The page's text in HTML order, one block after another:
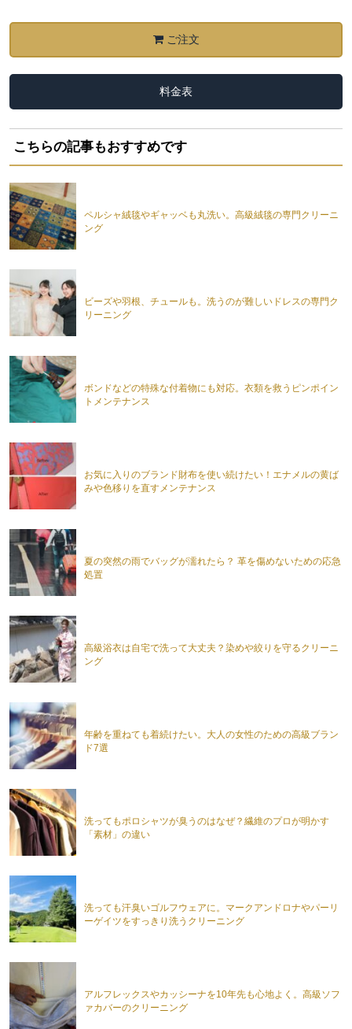
ご注文
料金表
こちらの記事もおすすめです
ペルシャ絨毯やギャッベも丸洗い。高級絨毯の専門クリーニ
ング
ビーズや羽根、チュールも。洗うのが難しいドレスの専門ク
リーニング
ボンドなどの特殊な付着物にも対応。衣類を救うピンポイン
トメンテナンス
お気に入りのブランド財布を使い続けたい！エナメルの黄ば
みや色移りを直すメンテナンス
夏の突然の雨でバッグが濡れたら？ 革を傷めないための応急
処置
高級浴衣は自宅で洗って大丈夫？染めや絞りを守るクリーニ
ング
年齢を重ねても着続けたい。大人の女性のための高級ブラン
ド7選
洗ってもポロシャツが臭うのはなぜ？繊維のプロが明かす
「素材」の違い
洗っても汗臭いゴルフウェアに。マークアンドロナやパーリ
ーゲイツをすっきり洗うクリーニング
アルフレックスやカッシーナを10年先も心地よく。高級ソフ
ァカバーのクリーニング